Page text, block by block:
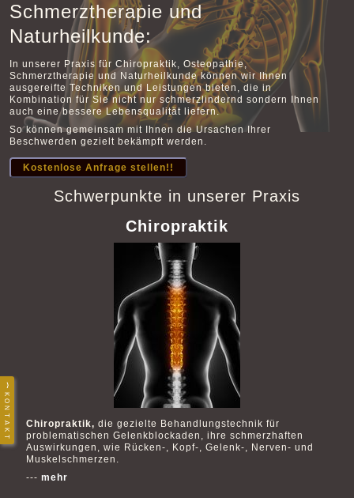
Schmerztherapie und
Naturheilkunde:
In unserer Praxis für Chiropraktik, Osteopathie,
Schmerztherapie und Naturheilkunde können wir Ihnen
ausgereifte Techniken und Leistungen bieten, die in
Kombination für Sie nicht nur schmerzlindernd sondern Ihnen
auch eine bessere Lebensqualität liefern.
So können gemeinsam mit Ihnen die Ursachen Ihrer
Beschwerden gezielt bekämpft werden.
Kostenlose Anfrage stellen!!
Schwerpunkte in unserer Praxis
Chiropraktik
Chiropraktik,die gezielte Behandlungstechnik für
problematischen Gelenkblockaden, ihre schmerzhaften
Auswirkungen, wie Rücken-, Kopf-, Gelenk-, Nerven- und
Muskelschmerzen.
---mehr